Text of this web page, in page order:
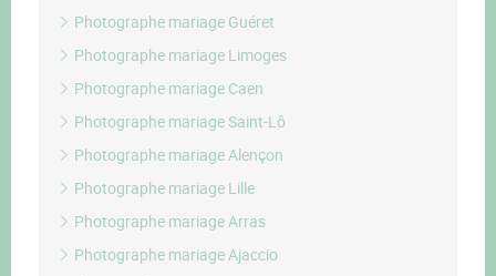
Photographe mariage Guéret
Photographe mariage Limoges
Photographe mariage Caen
Photographe mariage Saint-Lô
Photographe mariage Alençon
Photographe mariage Lille
Photographe mariage Arras
Photographe mariage Ajaccio